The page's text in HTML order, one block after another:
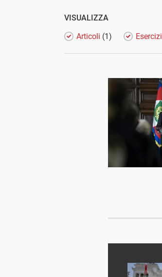
VISUALIZZA
Articoli (1) Esercizi